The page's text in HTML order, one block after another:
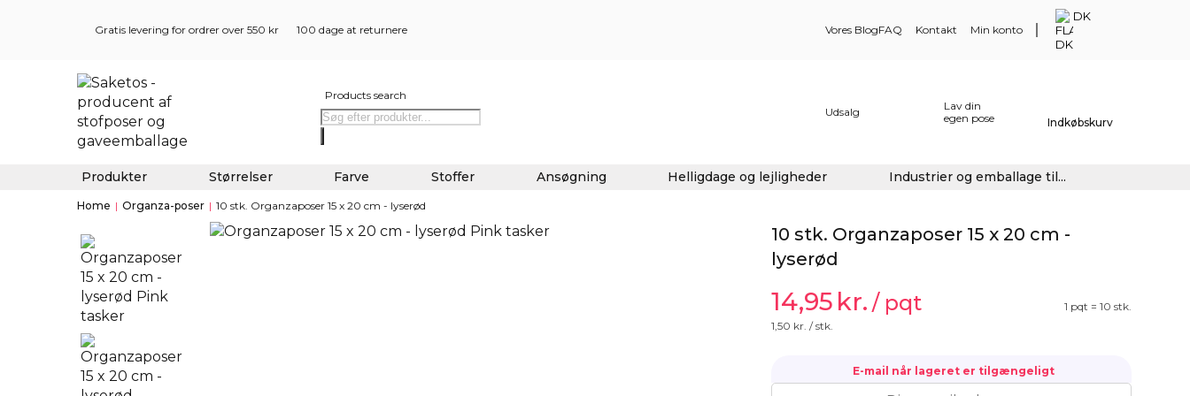
Gratis levering for ordrer over 550 kr 100 dage at returnere Vores BlogFAQ Kontakt Min konto
DK
Products search
Udsalg
Lav din
egen pose
Indkøbskurv
Produkter Størrelser Farve Stoffer Ansøgning Helligdage og lejligheder Industrier og emballage til...
Home | Organza-poser | 10 stk. Organzaposer 15 x 20 cm - lyserød
10 stk. Organzaposer 15 x 20 cm -
lyserød
14,95 kr. / pqt
1 pqt = 10 stk.
1,50 kr. / stk.
E-mail når lageret er tilgængeligt